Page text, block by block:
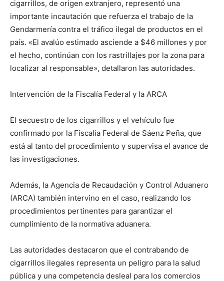
cigarrillos, de origen extranjero, representó una
importante incautación que refuerza el trabajo de la
Gendarmería contra el tráfico ilegal de productos en el
país. «El avalúo estimado asciende a $46 millones y por
el hecho, continúan con los rastrillajes por la zona para
localizar al responsable», detallaron las autoridades.
Intervención de la Fiscalía Federal y la ARCA
El secuestro de los cigarrillos y el vehículo fue
confirmado por la Fiscalía Federal de Sáenz Peña, que
está al tanto del procedimiento y supervisa el avance de
las investigaciones.
Además, la Agencia de Recaudación y Control Aduanero
(ARCA) también intervino en el caso, realizando los
procedimientos pertinentes para garantizar el
cumplimiento de la normativa aduanera.
Las autoridades destacaron que el contrabando de
cigarrillos ilegales representa un peligro para la salud
pública y una competencia desleal para los comercios